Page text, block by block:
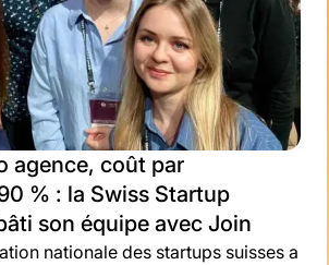
agence, coût par
% : la Swiss Startup
son équipe avec Join
nationale des startups suisses a